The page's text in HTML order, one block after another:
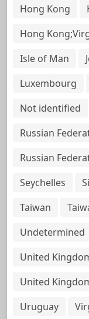
Hong Kong
Hong
Isle of Man
Luxembourg
Not identified
Russian
Russian
Seychelles
Taiwan
Undetermined
United
United
Uruguay